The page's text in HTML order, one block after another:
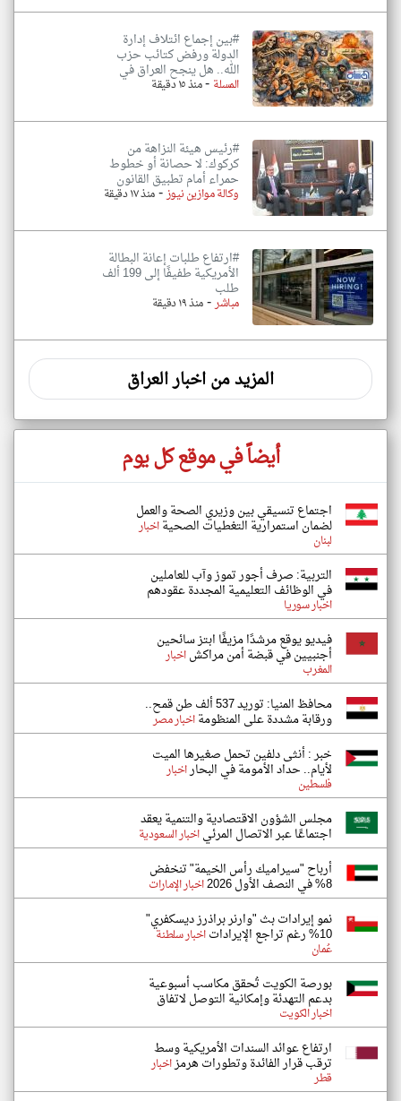
#بين إجماع ائتلاف إدارة
الدولة ورفض كتائب حزب
الله.. هل ينجح العراق في
المسلة -منذ ١٥ دقيقة
#رئيس هيئة النزاهة من
كركوك: لا حصانة أو خطوط
حمراء أمام تطبيق القانون
وكالة موازين نيوز-منذ ١٧ دقيقة
#ارتفاع طلبات إعانة البطالة
الأمريكية طفيفًا إلى 199 ألف
طلب
مباشر-منذ ١٩ دقيقة
المزيد من اخبار العراق
أيضاً في موقع كل يوم
اجتماع تنسيقي بين وزيري الصحة والعمل
لضمان استمرارية التغطيات الصحيةاخبار
لبنان
التربية: صرف أجور تموز وآب للعاملين
في الوظائف ‏التعليمية المجددة عقودهم ‏
اخبار سوريا
فيديو يوقع مرشدًا مزيفًا ابتز سائحين
أجنبيين في قبضة أمن مراكشاخبار
المغرب
محافظ المنيا: توريد 537 ألف طن قمح..
ورقابة مشددة على المنظومةاخبار مصر
خبر : أنثى دلفين تحمل صغيرها الميت
لأيام.. حداد الأمومة في البحاراخبار
فلسطين
مجلس الشؤون الاقتصادية والتنمية يعقد
اجتماعًا عبر الاتصال المرئياخبار السعودية
أرباح "سيراميك رأس الخيمة" تنخفض
8% في النصف الأول 2026 اخبار الإمارات
نمو إيرادات بث "وارنر براذرز ديسكفري"
10% رغم تراجع الإيرادات اخبار سلطنة
عُمان
بورصة الكويت تُحقق مكاسب أسبوعية
بدعم التهدئة وإمكانية التوصل لاتفاق
اخبار الكويت
ارتفاع عوائد السندات الأمريكية وسط
ترقب قرار الفائدة وتطورات هرمزاخبار
قطر